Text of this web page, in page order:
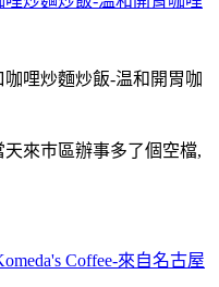
來巿區辦事多了個空檔,
Coffee-來自名古屋